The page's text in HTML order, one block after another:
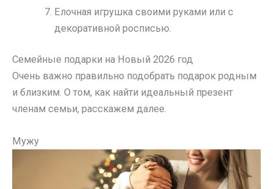
Елочная игрушка своими руками или с
декоративной росписью.
Семейные подарки на Новый 2026 год
Очень важно правильно подобрать подарок родным
и близким. О том, как найти идеальный презент
членам семьи, расскажем далее.
Мужу